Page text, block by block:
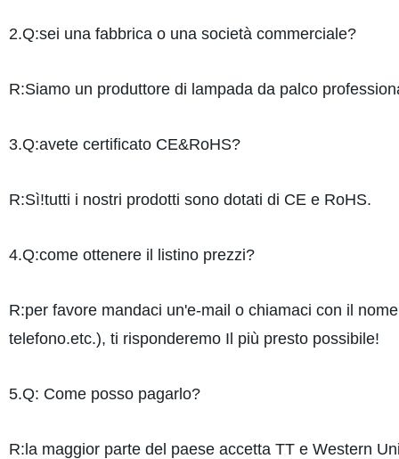
2.Q:sei una fabbrica o una società commerciale?
R:Siamo un produttore di lampada da palco
3.Q:avete certificato CE&RoHS?
R:Sì!tutti i nostri prodotti sono dotati di CE e RoHS.
4.Q:come ottenere il listino prezzi?
R:per favore mandaci un'e-mail o chiamaci con il
telefono.etc.), ti risponderemo Il più presto possibile!
5.Q: Come posso pagarlo?
R:la maggior parte del paese accetta TT e Western